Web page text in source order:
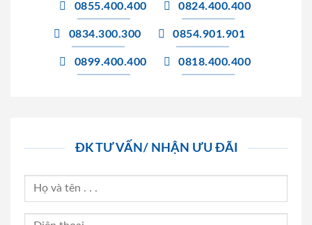
0855.400.400 0824.400.400
0834.300.300 0854.901.901
0899.400.400 0818.400.400
ĐK TƯ VẤN/ NHẬN ƯU ĐÃI